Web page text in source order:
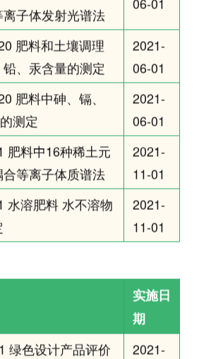
子体发射光谱法
肥料和土壤调理
、汞含量的测定
2021-
06-01
肥料中砷、镉、
测定
2021-
06-01
肥料中16种稀土元
等离子体质谱法
2021-
11-01
水溶肥料 水不溶物
2021-
11-01
实施日
期
绿色设计产品评价
2021-